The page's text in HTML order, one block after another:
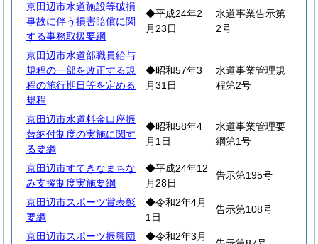
京田辺市水道施設等破損
事故に伴う損害賠償に関
する事務取扱要綱
◆平成24年2
月23日
水道事業告示第
2号
京田辺市水道部職員給与
規程の一部を改正する規
程の施行期日等を定める
規程
◆昭和57年3
月31日
水道事業管理規
程第2号
京田辺市水道料金口座振
替納付制度の実施に関す
る要綱
◆昭和58年4
月1日
水道事業管理要
綱第1号
京田辺市すてきなまちな
み支援制度実施要綱
◆平成24年12
月28日
告示第195号
京田辺市スポーツ賞表彰
要綱
◆令和2年4月
1日
告示第108号
京田辺市スポーツ振興団 ◆令和2年3月